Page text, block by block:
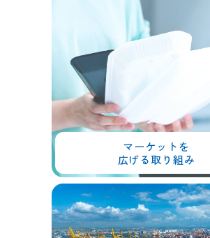
マーケットを
広げる取り組み